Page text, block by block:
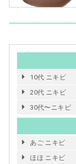
10代 ニキビ
20代 ニキビ
30代〜ニキビ
あご ニキビ
ほほ ニキビ